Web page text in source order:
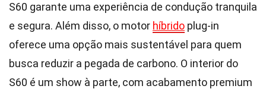
S60 garante uma experiência de condução tranquila
e segura. Além disso, o motor híbrido plug-in
oferece uma opção mais sustentável para quem
busca reduzir a pegada de carbono. O interior do
S60 é um show à parte, com acabamento premium